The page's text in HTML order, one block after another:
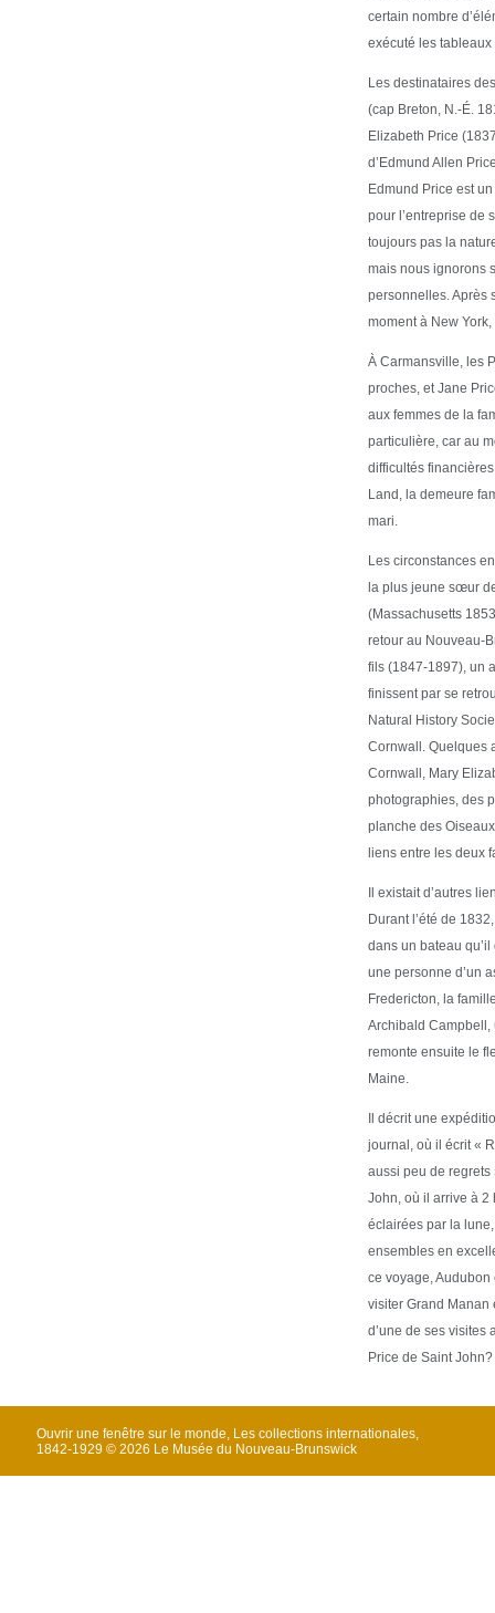
certain nombre
exécuté les
Les destinataires
(cap Breton, N.-É.
Elizabeth Price
d’Edmund Allen
Edmund Price est
pour l’entreprise de
toujours pas la
mais nous ignorons
personnelles. Après
moment à New
À Carmansville, les
proches, et Jane
aux femmes de la
particulière, car au
difficultés
Land, la demeure
mari.
Les circonstances
la plus jeune sœur
(Massachusetts
retour au Nouveau-
fils (1847-1897), un
finissent par se
Natural History
Cornwall. Quelques
Cornwall, Mary
photographies, des
planche des
liens entre les deux
Il existait d’autres
Durant l’été de
dans un bateau
une personne d’un
Fredericton, la
Archibald Campbell,
remonte ensuite le
Maine.
Il décrit une
journal, où il écrit «
aussi peu de regrets
John, où il arrive à 2
éclairées par la
ensembles en
ce voyage,
visiter Grand Manan
d’une de ses visites
Price de Saint John?
Ouvrir une fenêtre sur le monde, Les collections internationales,
1842-1929 © 2026 Le Musée du Nouveau-Brunswick